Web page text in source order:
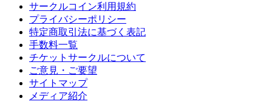
サークルコイン利用規約
プライバシーポリシー
特定商取引法に基づく表記
手数料一覧
チケットサークルについて
ご意見・ご要望
サイトマップ
メディア紹介